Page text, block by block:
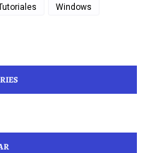
Windows